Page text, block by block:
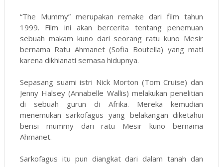
“The Mummy” merupakan remake dari film tahun
1999. Film ini akan bercerita tentang penemuan
sebuah makam kuno dari seorang ratu kuno Mesir
bernama Ratu Ahmanet (Sofia Boutella) yang mati
karena dikhianati semasa hidupnya.
Sepasang suami istri Nick Morton (Tom Cruise) dan
Jenny Halsey (Annabelle Wallis) melakukan penelitian
di sebuah gurun di Afrika. Mereka kemudian
menemukan sarkofagus yang belakangan diketahui
berisi mummy dari ratu Mesir kuno bernama
Ahmanet.
Sarkofagus itu pun diangkat dari dalam tanah dan